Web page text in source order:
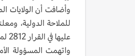
وأضافت أن الولايات
للملاحة الدولية،
عليها في القرار 2812 لمدة ستة أشهر إضافية.
واتهمت المسؤولة